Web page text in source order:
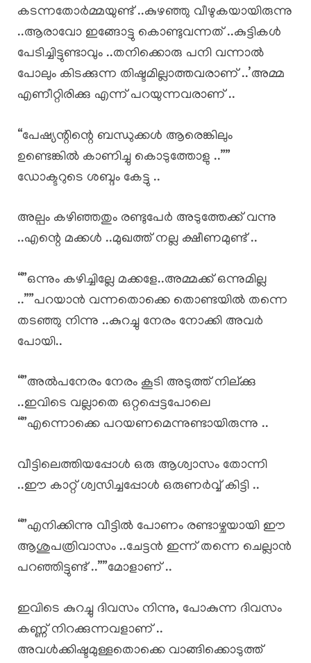
കടന്നതോർമ്മയുണ്ട് ..കുഴഞ്ഞു വീഴുകയായിരുന്നു
..ആരാവോ ഇങ്ങോട്ടു കൊണ്ടുവന്നത് ..കുട്ടികൾ
പേടിച്ചിട്ടുണ്ടാവും ..തനിക്കൊരു പനി വന്നാൽ
പോലും കിടക്കുന്ന തിഷ്ടമില്ലാത്തവരാണ് ..’അമ്മ
എണീറ്റിരിക്കു എന്ന് പറയുന്നവരാണ് ..
“പേഷ്യന്റിന്റെ ബന്ധുക്കൾ ആരെങ്കിലും
ഉണ്ടെങ്കിൽ കാണിച്ചു കൊടുത്തോളു ..””
ഡോക്ടറുടെ ശബ്ദം കേട്ടു ..
അല്പം കഴിഞ്ഞതും രണ്ടുപേർ അടുത്തേക്ക് വന്നു
..എന്റെ മക്കൾ ..മുഖത്ത് നല്ല ക്ഷീണമുണ്ട് ..
“”ഒന്നും കഴിച്ചില്ലേ മക്കളേ..അമ്മക്ക് ഒന്നുമില്ല
..””പറയാൻ വന്നതൊക്കെ തൊണ്ടയിൽ തന്നെ
തടഞ്ഞു നിന്നു ..കുറച്ചു നേരം നോക്കി അവർ
പോയി..
“”അൽപനേരം നേരം കൂടി അടുത്ത് നില്ക്കു
..ഇവിടെ വല്ലാതെ ഒറ്റപ്പെട്ടപോലെ
“”എന്നൊക്കെ പറയണമെന്നുണ്ടായിരുന്നു ..
വീട്ടിലെത്തിയപ്പോൾ ഒരു ആശ്വാസം തോന്നി
..ഈ കാറ്റ് ശ്വസിച്ചപ്പോൾ ഒരുണർവ്വ് കിട്ടി ..
“”എനിക്കിന്നു വീട്ടിൽ പോണം രണ്ടാഴ്ചയായി ഈ
ആശുപത്രിവാസം ..ചേട്ടൻ ഇന്ന് തന്നെ ചെല്ലാൻ
പറഞ്ഞിട്ടുണ്ട് ..””മോളാണ് ..
ഇവിടെ കുറച്ചു ദിവസം നിന്നു, പോകുന്ന ദിവസം
കണ്ണ് നിറക്കുന്നവളാണ് ..
അവൾക്കിഷ്ടമുള്ളതൊക്കെ വാങ്ങിക്കൊടുത്ത്